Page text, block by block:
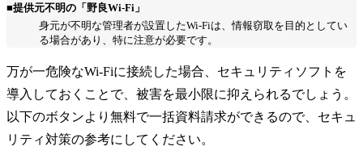
■提供元不明の「野良Wi-Fi」
身元が不明な管理者が設置したWi-Fiは、情報窃取を目的としてい
る場合があり、特に注意が必要です。
万が一危険なWi-Fiに接続した場合、セキュリティソフトを
導入しておくことで、被害を最小限に抑えられるでしょう。
以下のボタンより無料で一括資料請求ができるので、セキュ
リティ対策の参考にしてください。